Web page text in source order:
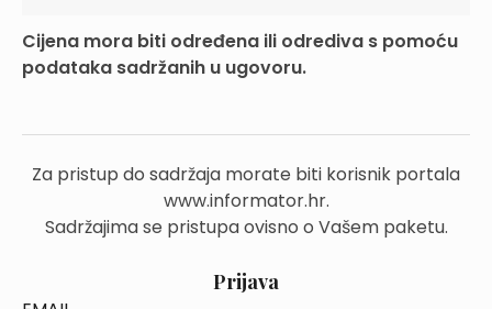
Cijena mora biti određena ili odrediva s pomoću
podataka sadržanih u ugovoru.
Za pristup do sadržaja morate biti korisnik portala
www.informator.hr.
Sadržajima se pristupa ovisno o Vašem paketu.
Prijava